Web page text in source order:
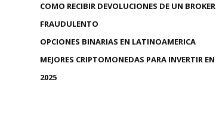
COMO RECIBIR DEVOLUCIONES DE UN BROKER
FRAUDULENTO
OPCIONES BINARIAS EN LATINOAMERICA
MEJORES CRIPTOMONEDAS PARA INVERTIR EN
2025